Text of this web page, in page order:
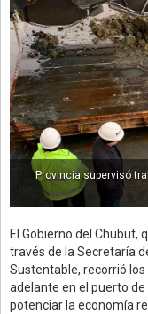
Provincia supervisó
El Gobierno del Chubut,
través de la Secretaría
Sustentable, recorrió
adelante en el puerto
potenciar la economía